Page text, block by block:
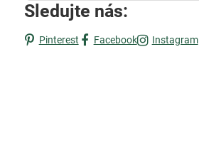
Sledujte nás:
Pinterest Facebook Instagram